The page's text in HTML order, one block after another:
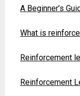
A Beginner’s
What is
Reinforcement
Reinforcement